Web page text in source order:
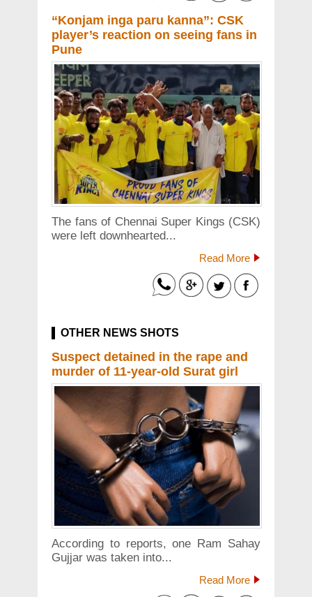
“Konjam inga paru kanna”: CSK
player’s reaction on seeing fans in
Pune
The fans of Chennai Super Kings (CSK)
were left downhearted...
Read More
OTHER NEWS SHOTS
Suspect detained in the rape and
murder of 11-year-old Surat girl
According to reports, one Ram Sahay
Gujjar was taken into...
Read More